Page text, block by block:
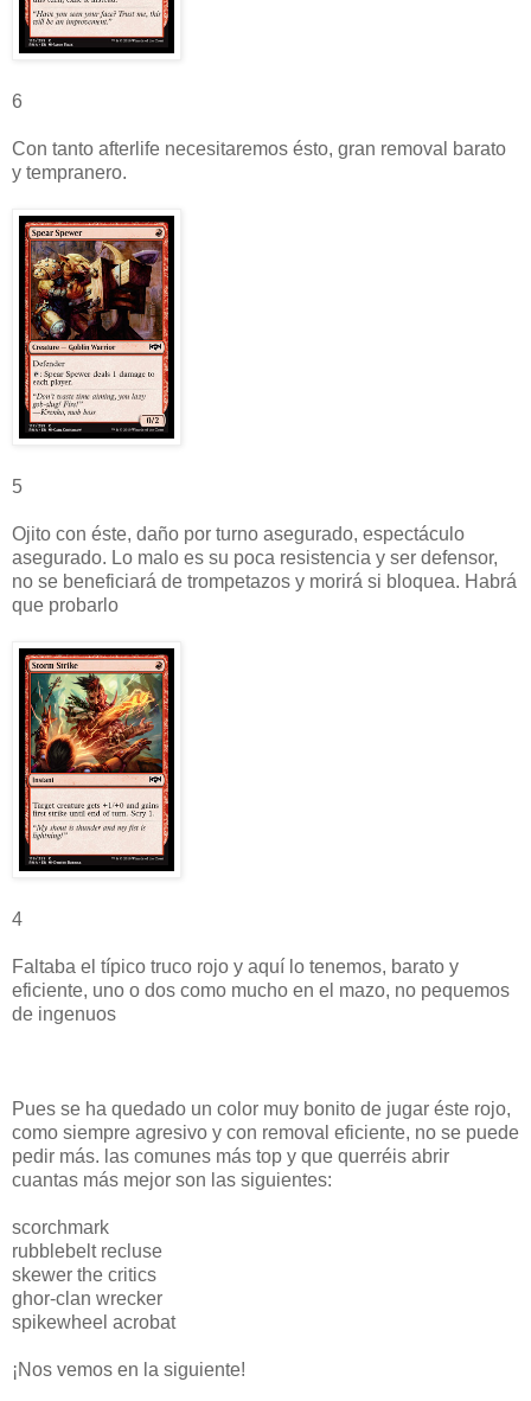
6
Con tanto afterlife necesitaremos ésto, gran removal barato
y tempranero.
5
Ojito con éste, daño por turno asegurado, espectáculo
asegurado. Lo malo es su poca resistencia y ser defensor,
no se beneficiará de trompetazos y morirá si bloquea. Habrá
que probarlo
4
Faltaba el típico truco rojo y aquí lo tenemos, barato y
eficiente, uno o dos como mucho en el mazo, no pequemos
de ingenuos
Pues se ha quedado un color muy bonito de jugar éste rojo,
como siempre agresivo y con removal eficiente, no se puede
pedir más. las comunes más top y que querréis abrir
cuantas más mejor son las siguientes:
scorchmark
rubblebelt recluse
skewer the critics
ghor-clan wrecker
spikewheel acrobat
¡Nos vemos en la siguiente!